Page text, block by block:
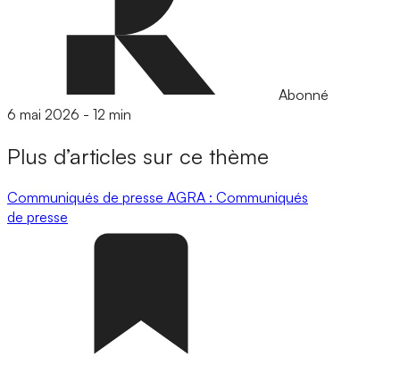
Abonné
6 mai 2026 - 12 min
Plus d’articles sur ce thème
Communiqués de presse AGRA : Communiqués
de presse